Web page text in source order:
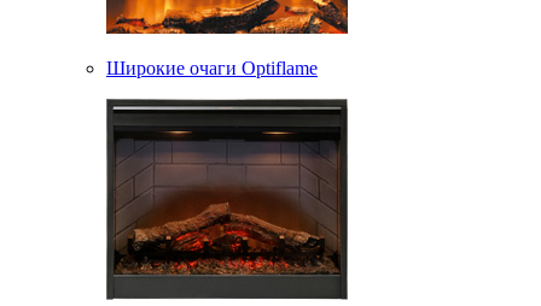
Широкие очаги Optiflame